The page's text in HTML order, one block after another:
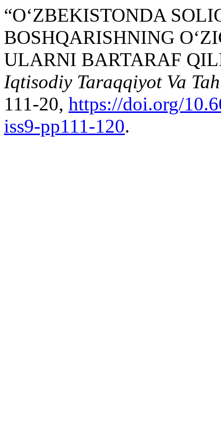
“OʻZBEKISTONDA
BOSHQARISHNING
ULARNI BARTARAF
Iqtisodiy Taraqqiyot Va
111-20, https://doi.org/
iss9-pp111-120.